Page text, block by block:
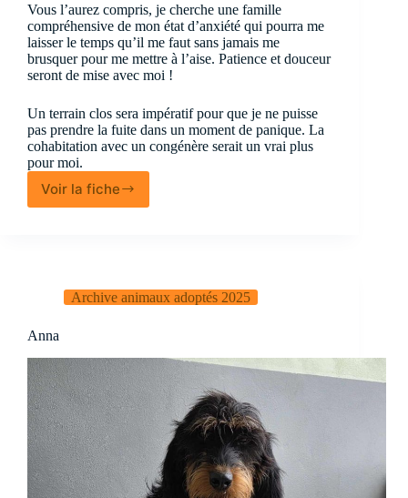
Vous l’aurez compris, je cherche une famille
compréhensive de mon état d’anxiété qui pourra me
laisser le temps qu’il me faut sans jamais me
brusquer pour me mettre à l’aise. Patience et douceur
seront de mise avec moi !
Un terrain clos sera impératif pour que je ne puisse
pas prendre la fuite dans un moment de panique. La
cohabitation avec un congénère serait un vrai plus
pour moi.
Voir la fiche
Elsa
Archive animaux adoptés 2025
Anna